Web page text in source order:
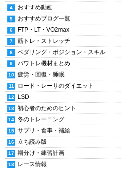
おすすめ動画
おすすめブログ一覧
FTP・LT・VO2max
筋トレ・ストレッチ
ペダリング・ポジション・スキル
パワトレ機材まとめ
疲労・回復・睡眠
ロード・レーサのダイエット
LSD
初心者のためのヒント
冬のトレーニング
サプリ・食事・補給
立ち読み版
期分け・練習計画
レース情報